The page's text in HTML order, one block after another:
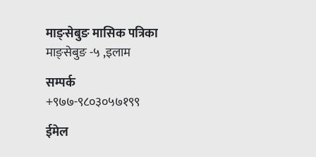
माङ्सेबुङ मासिक पत्रिका
माङ्सेबुङ -५ ,इलाम
सम्पर्क
+९७७-९८०३०५७१९९
ईमेल